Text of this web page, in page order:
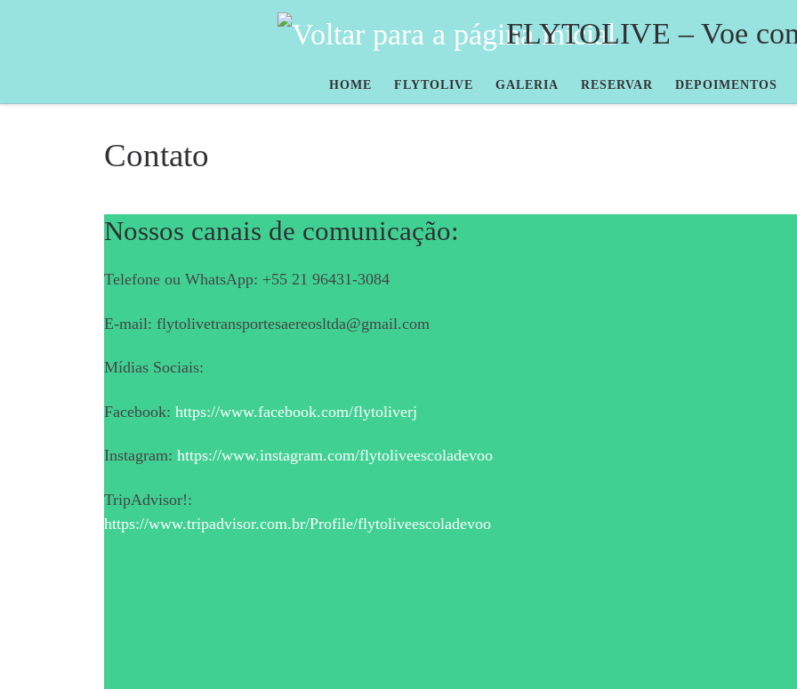
FLYTOLIVE – Voe
HOME FLYTOLIVE GALERIA RESERVAR DEPOIMENTOS
Contato
Nossos canais de comunicação:
Telefone ou WhatsApp: +55 21 96431-3084
E-mail: flytolivetransportesaereosltda@gmail.com
Mídias Sociais:
Facebook: https://www.facebook.com/flytoliverj
Instagram: https://www.instagram.com/flytoliveescoladevoo
TripAdvisor!:
https://www.tripadvisor.com.br/Profile/flytoliveescoladevoo